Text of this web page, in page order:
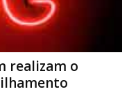
realizam o